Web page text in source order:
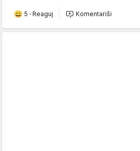
5 · Reaguj Komentariši